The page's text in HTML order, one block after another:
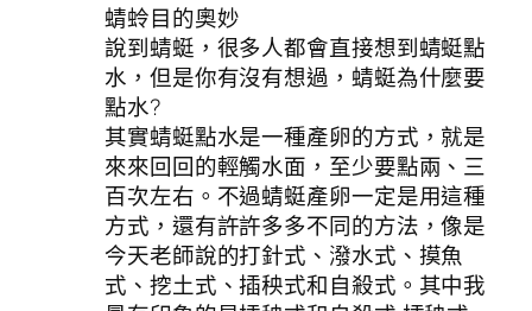
蜻蛉目的奧妙
說到蜻蜓，很多人都會直接想到蜻蜓點
水，但是你有沒有想過，蜻蜓為什麼要
點水?
其實蜻蜓點水是一種產卵的方式，就是
來來回回的輕觸水面，至少要點兩、三
百次左右。不過蜻蜓產卵一定是用這種
方式，還有許許多多不同的方法，像是
今天老師說的打針式、潑水式、摸魚
式、挖土式、插秧式和自殺式。其中我